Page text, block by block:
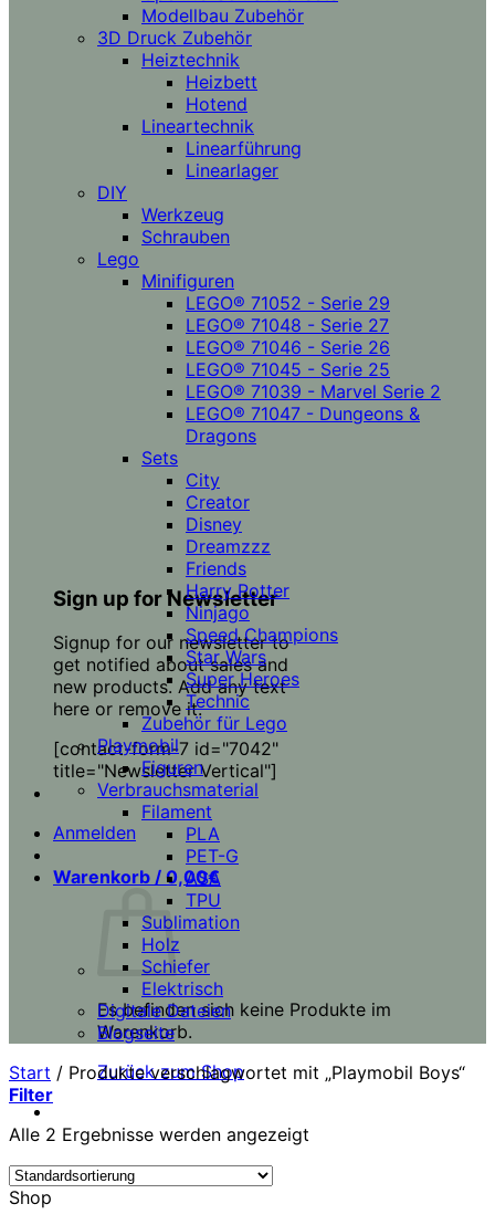
Sign up for Newsletter
Signup for our newsletter to
get notified about sales and
new products. Add any text
here or remove it.
[contact-form-7 id="7042"
title="Newsletter Vertical"]
Anmelden
Warenkorb / 0,00€
Es befinden sich keine Produkte im
Warenkorb.
Zurück zum Shop
Modellbau Zubehör
3D Druck Zubehör
Heiztechnik
Heizbett
Hotend
Lineartechnik
Linearführung
Linearlager
DIY
Werkzeug
Schrauben
Lego
Minifiguren
LEGO® 71052 - Serie 29
LEGO® 71048 - Serie 27
LEGO® 71046 - Serie 26
LEGO® 71045 - Serie 25
LEGO® 71039 - Marvel Serie 2
LEGO® 71047 - Dungeons &
Dragons
Sets
City
Creator
Disney
Dreamzzz
Friends
Harry Potter
Ninjago
Speed Champions
Star Wars
Super Heroes
Technic
Zubehör für Lego
Playmobil
Figuren
Verbrauchsmaterial
Filament
PLA
PET-G
ASA
TPU
Sublimation
Holz
Schiefer
Elektrisch
Digitale Dateien
Blogseite
Start / Produkte verschlagwortet mit „Playmobil Boys“
Filter
Alle 2 Ergebnisse werden angezeigt
Shop